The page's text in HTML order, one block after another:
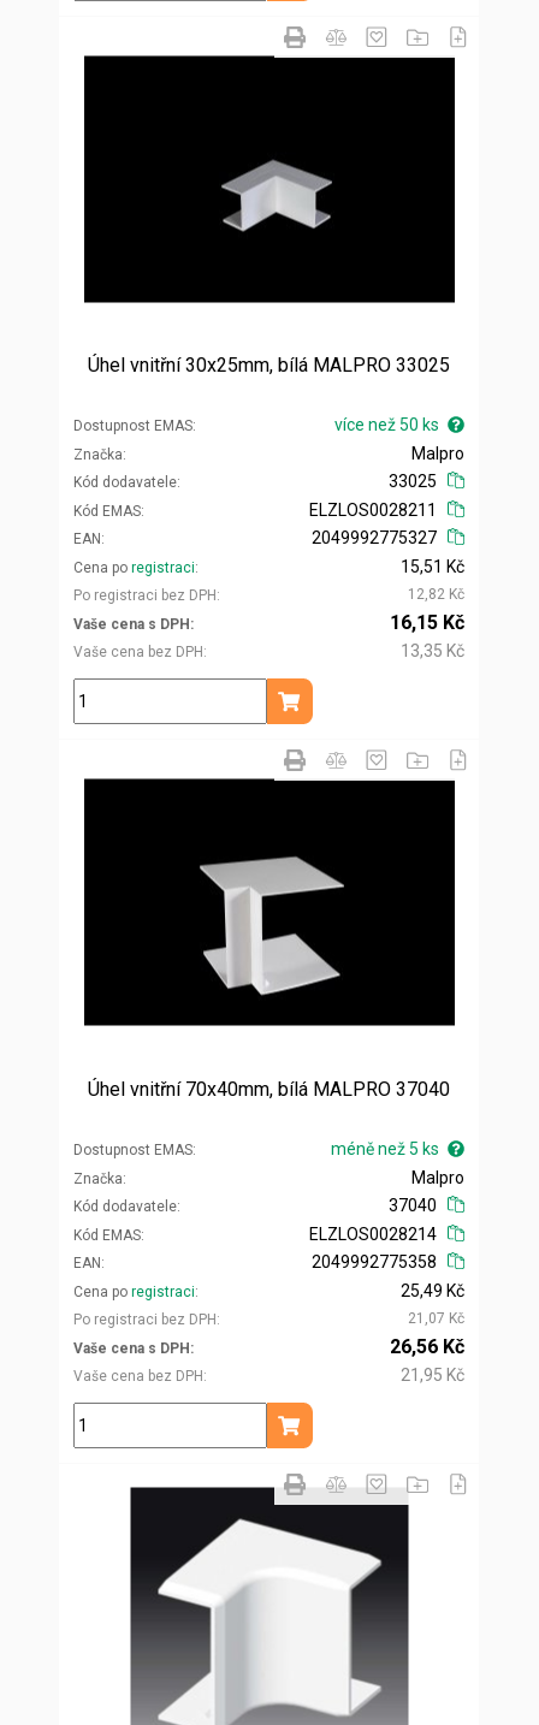
Úhel vnitřní 30x25mm, bílá MALPRO 33025
Dostupnost EMAS více než 50 ks
Značka
Kód dodavatele
Malpro
33025
Kód EMAS
EAN
ELZLOS0028211
2049992775327
Cena po registraci
Po registraci bez DPH
15,51 Kč
12,82 Kč
Vaše cena s DPH
Vaše cena bez DPH
16,15 Kč
13,35 Kč
ks
Přidat do košíku
Úhel vnitřní 70x40mm, bílá MALPRO 37040
Dostupnost EMAS méně než 5 ks
Značka
Kód dodavatele
Malpro
37040
Kód EMAS
EAN
ELZLOS0028214
2049992775358
Cena po registraci
Po registraci bez DPH
25,49 Kč
21,07 Kč
Vaše cena s DPH
Vaše cena bez DPH
26,56 Kč
21,95 Kč
ks
Přidat do košíku